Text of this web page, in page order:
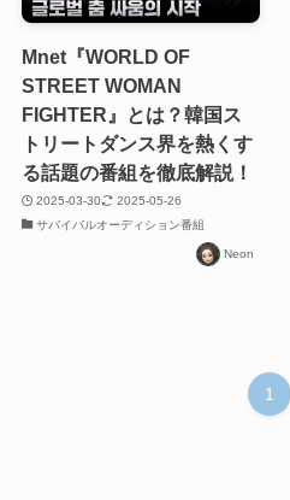
Mnet『WORLD OF
STREET WOMAN
FIGHTER』とは？韓国ス
トリートダンス界を熱くす
る話題の番組を徹底解説！
2025-03-30
2025-05-26
サバイバルオーディション番組
Neon
1